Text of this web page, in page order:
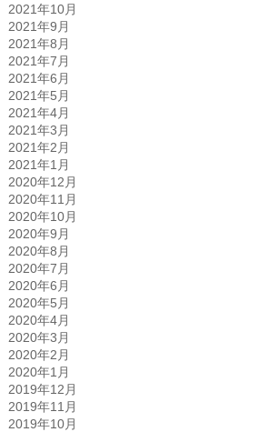
2021年10月
2021年9月
2021年8月
2021年7月
2021年6月
2021年5月
2021年4月
2021年3月
2021年2月
2021年1月
2020年12月
2020年11月
2020年10月
2020年9月
2020年8月
2020年7月
2020年6月
2020年5月
2020年4月
2020年3月
2020年2月
2020年1月
2019年12月
2019年11月
2019年10月